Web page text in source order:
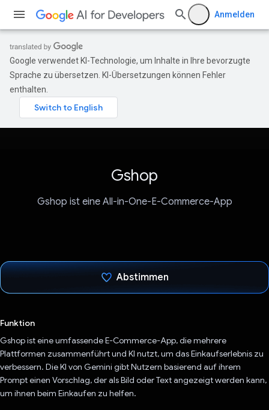
Anmelden
Google verwendet KI-Technologie, um Inhalte in Ihre bevorzugte
Sprache zu übersetzen. KI-Übersetzungen können Fehler
enthalten.
Gshop
Gshop ist eine All-in-One-E-Commerce-App
Abstimmen
Funktion
Gshop ist eine umfassende E-Commerce-App, die mehrere
Plattformen zusammenführt und KI nutzt, um das Einkaufserlebnis zu
verbessern. Die KI von Gemini gibt Nutzern basierend auf ihrem
Prompt einen Vorschlag, der als Bild oder Text angezeigt werden kann,
um ihnen beim Einkaufen zu helfen.